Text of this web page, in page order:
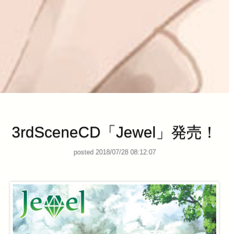
管理ページ
3rdSceneCD「Jewel」発売！
posted 2018/07/28 08:12:07